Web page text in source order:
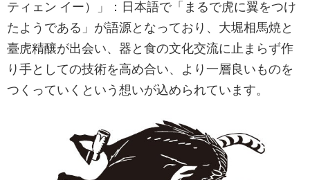
ティェン イー）」：日本語で「まるで虎に翼をつけ
たようである」が語源となっており、大堀相馬焼と
臺虎精釀が出会い、器と食の文化交流に止まらず作
り手としての技術を高め合い、より一層良いものを
つくっていくという想いが込められています。